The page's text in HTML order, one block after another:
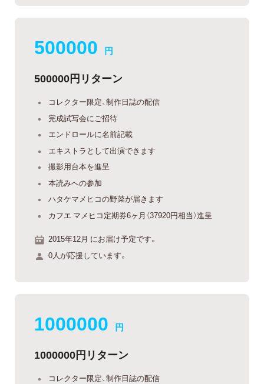
500000 円
500000円リターン
コレクター限定、制作日誌の配信
完成試写会にご招待
エンドロールに名前記載
エキストラとして出演できます
撮影用台本を進呈
本読みへの参加
ハタケマメヒコの野菜が届きます
カフエ マメヒコ定期券6ヶ月（37920円相当）進呈
2015年12月 にお届け予定です。
0人が応援しています。
1000000 円
1000000円リターン
コレクター限定、制作日誌の配信